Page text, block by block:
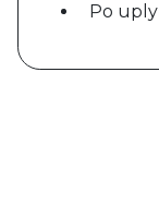
Po